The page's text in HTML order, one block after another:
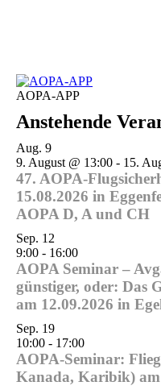
AOPA-APP
Anstehende
Aug. 9
9. August @ 13:00 - 15.
47. AOPA-
15.08.2026 in
AOPA D, A und CH
Sep. 12
9:00 - 16:00
AOPA Seminar –
günstiger, oder: Das
am 12.09.2026 in
Sep. 19
10:00 - 17:00
AOPA-Seminar:
Kanada, Karibik) am